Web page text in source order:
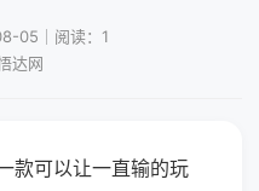
05｜阅读：1
达网
款可以让一直输的玩